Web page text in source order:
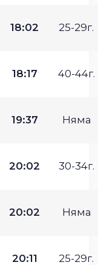
18:02 25-29г.
18:17 40-44г.
19:37 Няма
20:02 30-34г.
20:02 Няма
20:11 25-29г.